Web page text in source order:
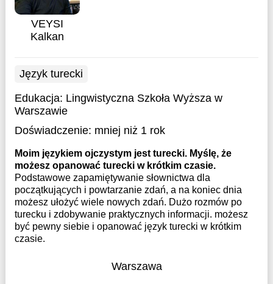
VEYSI
Kalkan
Język turecki
Edukacja: Lingwistyczna Szkoła Wyższa w
Warszawie
Doświadczenie: mniej niż 1 rok
Moim językiem ojczystym jest turecki. Myślę, że
możesz opanować turecki w krótkim czasie.
Podstawowe zapamiętywanie słownictwa dla
początkujących i powtarzanie zdań, a na koniec dnia
możesz ułożyć wiele nowych zdań. Dużo rozmów po
turecku i zdobywanie praktycznych informacji. możesz
być pewny siebie i opanować język turecki w krótkim
czasie.
Warszawa